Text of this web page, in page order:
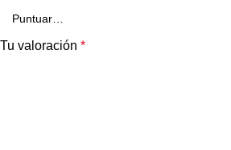
Tu valoración *